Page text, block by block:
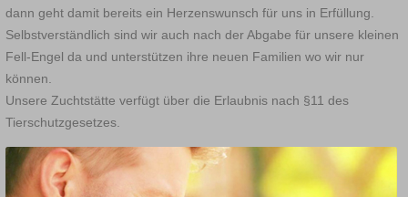
dann geht damit bereits ein Herzenswunsch für uns in Erfüllung.
Selbstverständlich sind wir auch nach der Abgabe für unsere kleinen
Fell-Engel da und unterstützen ihre neuen Familien wo wir nur
können.
Unsere Zuchtstätte verfügt über die Erlaubnis nach §11 des
Tierschutzgesetzes.